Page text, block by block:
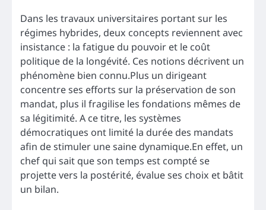
Dans les travaux universitaires portant sur les
régimes hybrides, deux concepts reviennent avec
insistance : la fatigue du pouvoir et le coût
politique de la longévité. Ces notions décrivent un
phénomène bien connu.Plus un dirigeant
concentre ses efforts sur la préservation de son
mandat, plus il fragilise les fondations mêmes de
sa légitimité. A ce titre, les systèmes
démocratiques ont limité la durée des mandats
afin de stimuler une saine dynamique.En effet, un
chef qui sait que son temps est compté se
projette vers la postérité, évalue ses choix et bâtit
un bilan.